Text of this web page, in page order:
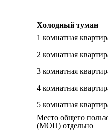
Холодный туман
1 комнатная
2 комнатная
3 комнатная
4 комнатная
5 комнатная
Место общего
(МОП) отдельно